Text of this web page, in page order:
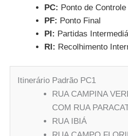
PC: Ponto de Controle
PF: Ponto Final
PI: Partidas
RI: Recolhimento
Itinerário Padrão PC1
RUA CAMPINA
COM RUA
RUA IBIÁ